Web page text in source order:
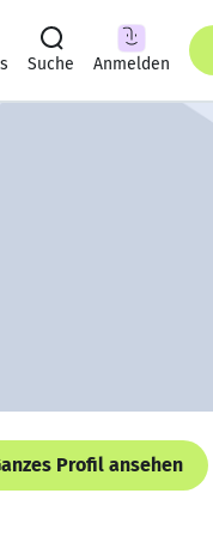
Suche Anmelden
Profil ansehen